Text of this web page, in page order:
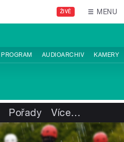
ŽIVĚ MENU
PROGRAM AUDIOARCHIV KAMERY
Pořady Více…